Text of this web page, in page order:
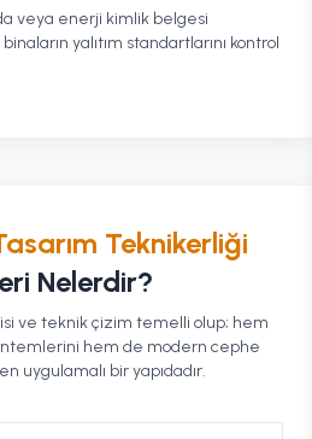
veya enerji kimlik belgesi
yalıtım standartlarını kontrol
Teknikerliği
Nelerdir?
ve teknik çizim temelli olup; hem
hem de modern cephe
uygulamalı bir yapıdadır.